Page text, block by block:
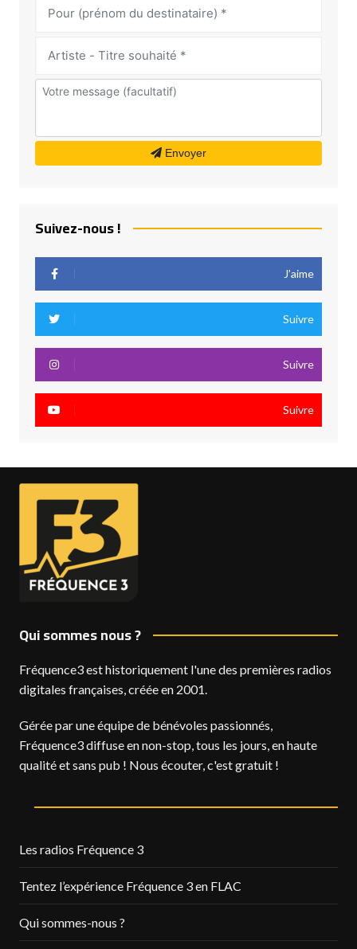
Envoyer
Suivez-nous !
J’aime
Suivre
Suivre
Suivre
Qui sommes nous ?
Fréquence3 est historiquement l'une des premières radios
digitales françaises, créée en 2001.
Gérée par une équipe de bénévoles passionnés,
Fréquence3 diffuse en non-stop, tous les jours, en haute
qualité et sans pub ! Nous écouter, c'est gratuit !
Les radios Fréquence 3
Tentez l’expérience Fréquence 3 en FLAC
Qui sommes-nous ?